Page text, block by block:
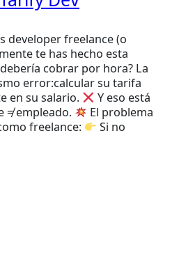
developer freelance (o
te has hecho esta
cobrar por hora? La
error:calcular su tarifa
en su salario.
Y eso está
≠ empleado.
El problema
freelance:
Si no